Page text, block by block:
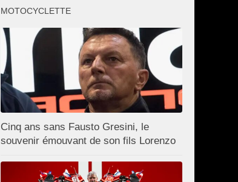
MOTOCYCLETTE
Cinq ans sans Fausto Gresini, le
souvenir émouvant de son fils Lorenzo